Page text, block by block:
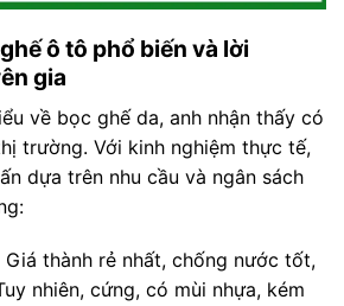
ô tô phổ biến và lời
gia
về bọc ghế da, anh nhận thấy có
trường. Với kinh nghiệm thực tế,
dựa trên nhu cầu và ngân sách
Giá thành rẻ nhất, chống nước tốt,
nhiên, cứng, có mùi nhựa, kém